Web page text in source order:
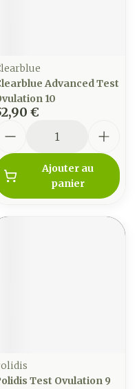
Advanced Test
10
€
Ajouter au
panier
Test Ovulation 9